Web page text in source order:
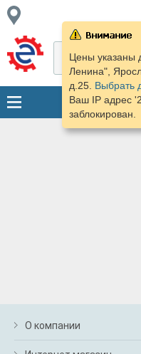
Цены указаны
Ленина",
д.25. Выбрать
Ваш IP адрес
заблокирован.
О компании